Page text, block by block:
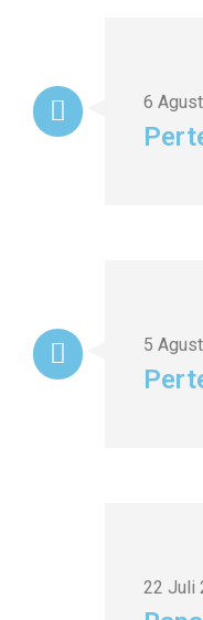
6
5
22 Juli